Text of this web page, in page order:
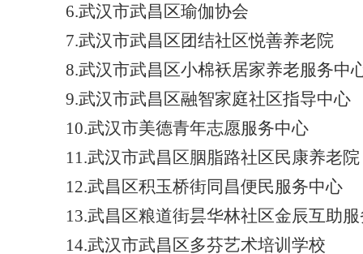
6.武汉市武昌区瑜伽协会
7.武汉市武昌区团结社区悦善养老院
8.武汉市武昌区小棉袄居家养老服务中
9.武汉市武昌区融智家庭社区指导中心
10.武汉市美德青年志愿服务中心
11.武汉市武昌区胭脂路社区民康养老院
12.武昌区积玉桥街同昌便民服务中心
13.武昌区粮道街昙华林社区金辰互助
14.武汉市武昌区多芬艺术培训学校